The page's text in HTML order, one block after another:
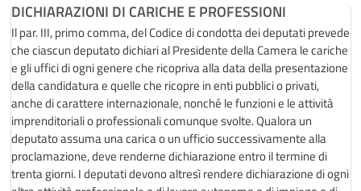
DICHIARAZIONI DI CARICHE E PROFESSIONI
Il par. III, primo comma, del Codice di condotta dei deputati prevede
che ciascun deputato dichiari al Presidente della Camera le cariche
e gli uffici di ogni genere che ricopriva alla data della presentazione
della candidatura e quelle che ricopre in enti pubblici o privati,
anche di carattere internazionale, nonché le funzioni e le attività
imprenditoriali o professionali comunque svolte. Qualora un
deputato assuma una carica o un ufficio successivamente alla
proclamazione, deve renderne dichiarazione entro il termine di
trenta giorni. I deputati devono altresì rendere dichiarazione di ogni